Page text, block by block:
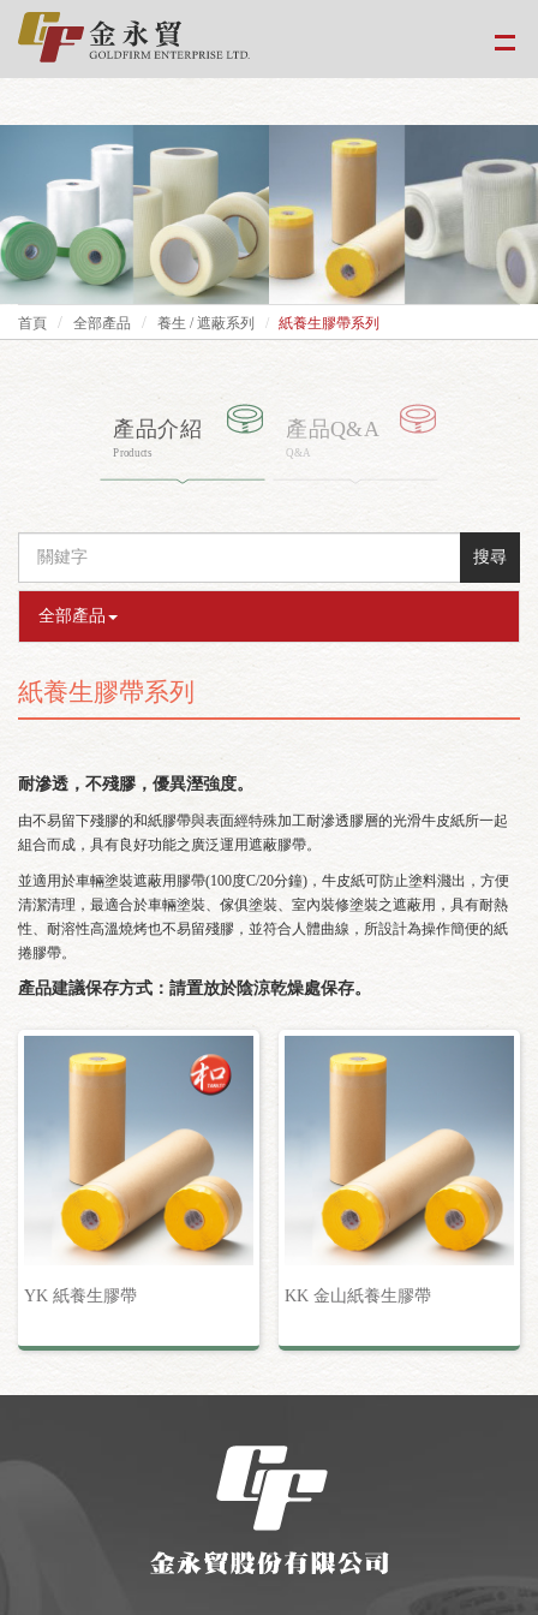
google-site-
verification=EvPoimA01gXxwXCpdefUUxzfHUTmBpMCMS46hwWJ2Xo
首頁 全部產品 養生 / 遮蔽系列 紙養生膠帶系列
產品介紹
Products
產品Q&A
Q&A
搜尋
全部產品
紙養生膠帶系列
耐滲透，不殘膠，優異溼強度。
由不易留下殘膠的和紙膠帶與表面經特殊加工耐滲透膠層的光滑牛皮紙所一起
組合而成，具有良好功能之廣泛運用遮蔽膠帶。
並適用於車輛塗裝遮蔽用膠帶(100度C/20分鐘)，牛皮紙可防止塗料濺出，方便
清潔清理，最適合於車輛塗裝、傢俱塗裝、室內裝修塗裝之遮蔽用，具有耐熱
性、耐溶性高溫燒烤也不易留殘膠，並符合人體曲線，所設計為操作簡便的紙
捲膠帶。
產品建議保存方式：請置放於陰涼乾燥處保存。
YK 紙養生膠帶 KK 金山紙養生膠帶